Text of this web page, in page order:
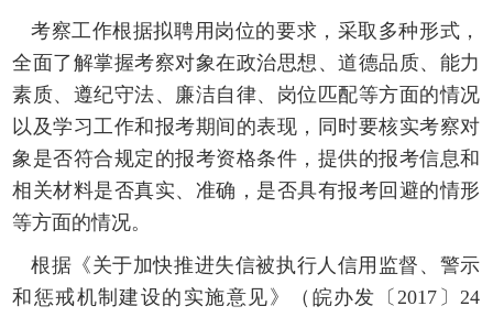
考察工作根据拟聘用岗位的要求，采取多种形式，
全面了解掌握考察对象在政治思想、道德品质、能力
素质、遵纪守法、廉洁自律、岗位匹配等方面的情况
以及学习工作和报考期间的表现，同时要核实考察对
象是否符合规定的报考资格条件，提供的报考信息和
相关材料是否真实、准确，是否具有报考回避的情形
等方面的情况。
根据《关于加快推进失信被执行人信用监督、警示
和惩戒机制建设的实施意见》（皖办发〔2017〕24